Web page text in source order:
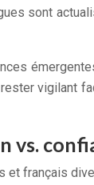
sont
vigilant
vs.
et français